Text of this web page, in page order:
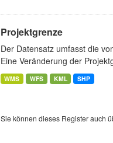
Projektgrenze
Der Datensatz umfasst die
Eine Veränderung der
WMS WFS KML SHP
Sie können dieses Register auch